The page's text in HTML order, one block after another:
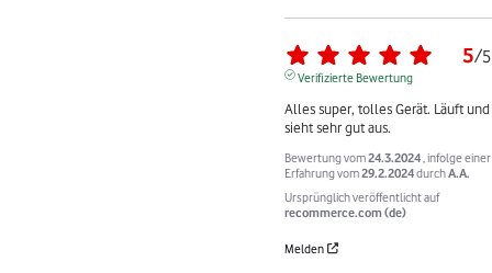
5/5
Verifizierte Bewertung
Alles super, tolles Gerät. Läuft und
sieht sehr gut aus.
Bewertung vom24.3.2024 , infolge einer
Erfahrung vom29.2.2024durchA.A.
Ursprünglich veröffentlicht auf
recommerce.com (de)
Melden